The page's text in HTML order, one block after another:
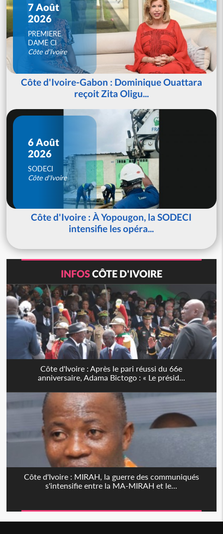
7 Août
2026
PREMIERE
DAME CI
Côte d'Ivoire
Côte d'Ivoire-Gabon : Dominique Ouattara
reçoit Zita Oligu...
6 Août
2026
SODECI
Côte d'Ivoire
Côte d'Ivoire : À Yopougon, la SODECI
intensifie les opéra...
INFOSCÔTE D'IVOIRE
Côte d'Ivoire : Après le pari réussi du 66e
anniversaire, Adama Bictogo : « Le présid...
Côte d'Ivoire : MIRAH, la guerre des communiqués
s'intensifie entre la MA-MIRAH et le...